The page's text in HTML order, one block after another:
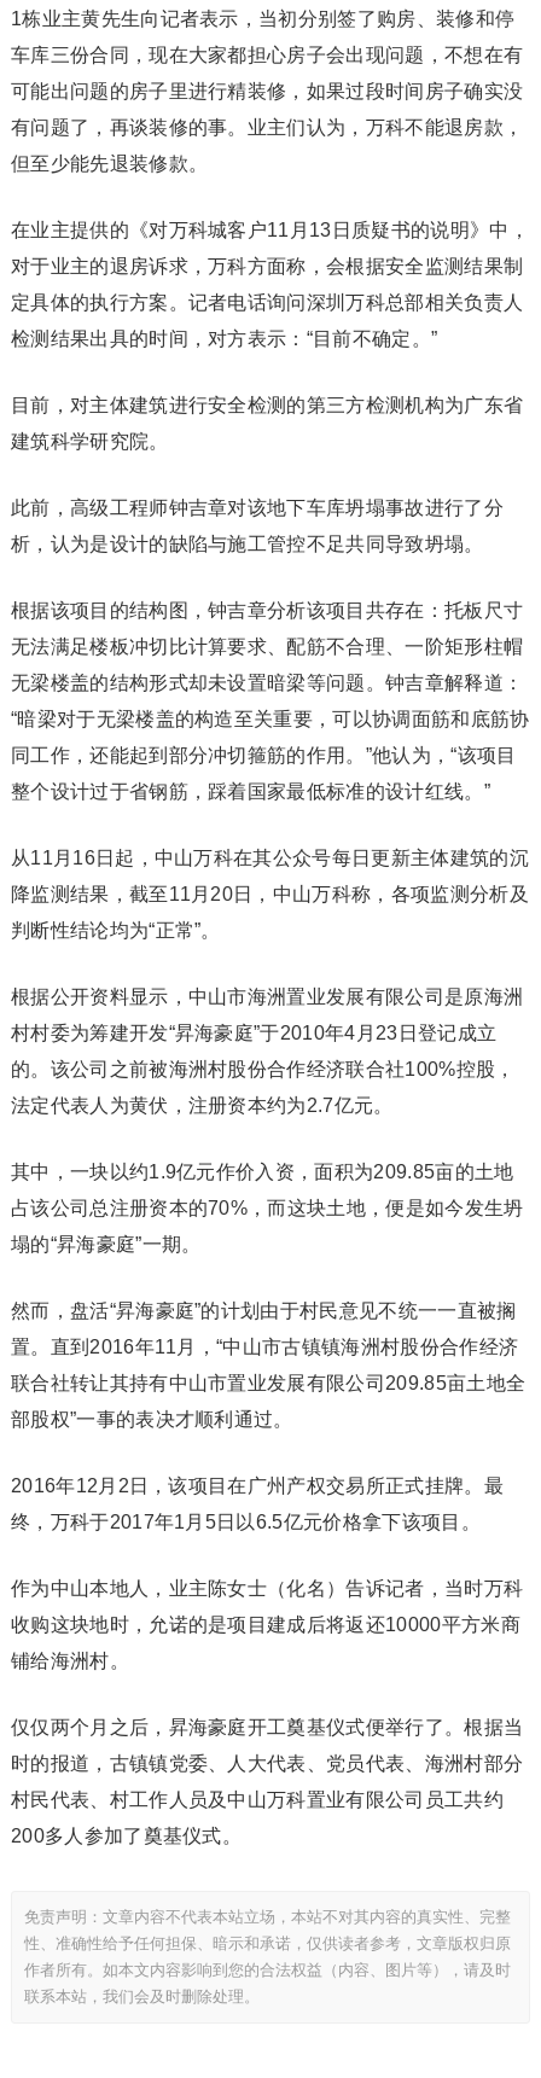
1栋业主黄先生向记者表示，当初分别签了购房、装修和停
车库三份合同，现在大家都担心房子会出现问题，不想在有
可能出问题的房子里进行精装修，如果过段时间房子确实没
有问题了，再谈装修的事。业主们认为，万科不能退房款，
但至少能先退装修款。
在业主提供的《对万科城客户11月13日质疑书的说明》中，
对于业主的退房诉求，万科方面称，会根据安全监测结果制
定具体的执行方案。记者电话询问深圳万科总部相关负责人
检测结果出具的时间，对方表示：“目前不确定。”
目前，对主体建筑进行安全检测的第三方检测机构为广东省
建筑科学研究院。
此前，高级工程师钟吉章对该地下车库坍塌事故进行了分
析，认为是设计的缺陷与施工管控不足共同导致坍塌。
根据该项目的结构图，钟吉章分析该项目共存在：托板尺寸
无法满足楼板冲切比计算要求、配筋不合理、一阶矩形柱帽
无梁楼盖的结构形式却未设置暗梁等问题。钟吉章解释道：
“暗梁对于无梁楼盖的构造至关重要，可以协调面筋和底筋协
同工作，还能起到部分冲切箍筋的作用。”他认为，“该项目
整个设计过于省钢筋，踩着国家最低标准的设计红线。”
从11月16日起，中山万科在其公众号每日更新主体建筑的沉
降监测结果，截至11月20日，中山万科称，各项监测分析及
判断性结论均为“正常”。
根据公开资料显示，中山市海洲置业发展有限公司是原海洲
村村委为筹建开发“昇海豪庭”于2010年4月23日登记成立
的。该公司之前被海洲村股份合作经济联合社100%控股，
法定代表人为黄伏，注册资本约为2.7亿元。
其中，一块以约1.9亿元作价入资，面积为209.85亩的土地
占该公司总注册资本的70%，而这块土地，便是如今发生坍
塌的“昇海豪庭”一期。
然而，盘活“昇海豪庭”的计划由于村民意见不统一一直被搁
置。直到2016年11月，“中山市古镇镇海洲村股份合作经济
联合社转让其持有中山市置业发展有限公司209.85亩土地全
部股权”一事的表决才顺利通过。
2016年12月2日，该项目在广州产权交易所正式挂牌。最
终，万科于2017年1月5日以6.5亿元价格拿下该项目。
作为中山本地人，业主陈女士（化名）告诉记者，当时万科
收购这块地时，允诺的是项目建成后将返还10000平方米商
铺给海洲村。
仅仅两个月之后，昇海豪庭开工奠基仪式便举行了。根据当
时的报道，古镇镇党委、人大代表、党员代表、海洲村部分
村民代表、村工作人员及中山万科置业有限公司员工共约
200多人参加了奠基仪式。
免责声明：文章内容不代表本站立场，本站不对其内容的真实性、完整
性、准确性给予任何担保、暗示和承诺，仅供读者参考，文章版权归原
作者所有。如本文内容影响到您的合法权益（内容、图片等），请及时
联系本站，我们会及时删除处理。